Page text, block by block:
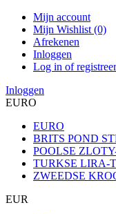
Mijn account
Mijn Wishlist (0)
Afrekenen
Inloggen
Log in of registreer
Inloggen
EURO
EURO
BRITS POND
POOLSE
TURKSE LIRA-
ZWEEDSE
EUR